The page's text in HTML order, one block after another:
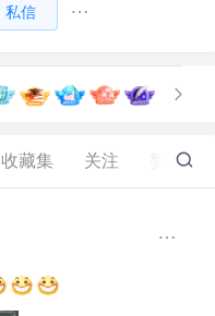
私信
收藏集 关注 767